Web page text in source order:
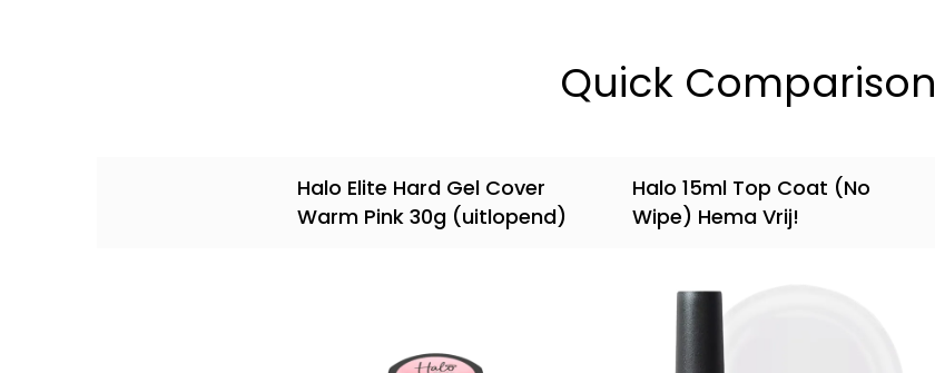
Quick Comparison
Halo Elite Hard Gel Cover
Warm Pink 30g (uitlopend)
Halo 15ml Top Coat (No
Wipe) Hema Vrij!